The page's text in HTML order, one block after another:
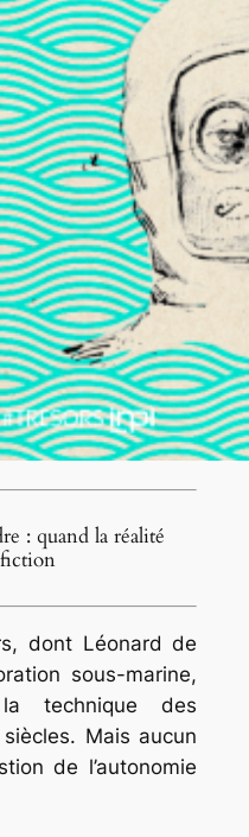
: quand la réalité
fiction
dont Léonard de
sous-marine,
technique des
Mais aucun
de l’autonomie